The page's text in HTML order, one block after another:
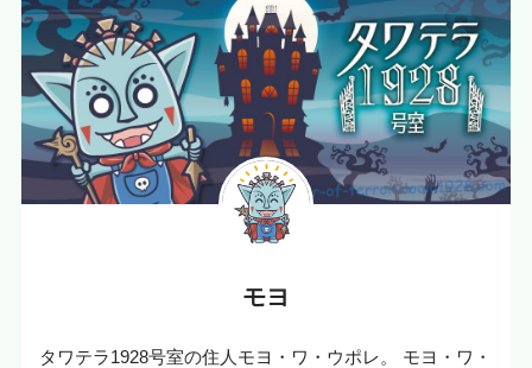
モヨ
タワテラ1928号室の住人モヨ・ワ・ウポレ。 モヨ・ワ・